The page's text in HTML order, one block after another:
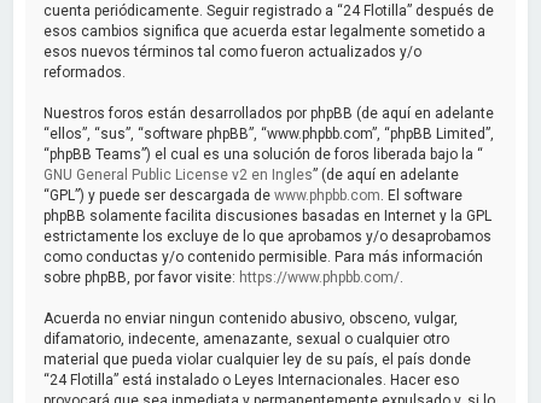
cuenta periódicamente. Seguir registrado a “24 Flotilla” después de
esos cambios significa que acuerda estar legalmente sometido a
esos nuevos términos tal como fueron actualizados y/o
reformados.
Nuestros foros están desarrollados por phpBB (de aquí en adelante
“ellos”, “sus”, “software phpBB”, “www.phpbb.com”, “phpBB Limited”,
“phpBB Teams”) el cual es una solución de foros liberada bajo la “
GNU General Public License v2 en Ingles” (de aquí en adelante
“GPL”) y puede ser descargada dewww.phpbb.com . El software
phpBB solamente facilita discusiones basadas en Internet y la GPL
estrictamente los excluye de lo que aprobamos y/o desaprobamos
como conductas y/o contenido permisible. Para más información
sobre phpBB, por favor visite: https://www.phpbb.com/
Acuerda no enviar ningun contenido abusivo, obsceno, vulgar,
difamatorio, indecente, amenazante, sexual o cualquier otro
material que pueda violar cualquier ley de su país, el país donde
“24 Flotilla” está instalado o Leyes Internacionales. Hacer eso